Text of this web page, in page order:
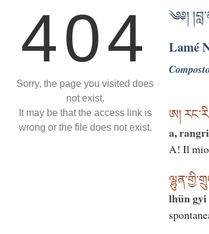
404
Sorry, the page you visited does
not exist.
It may be that the access link is
wrong or the file does not exist.
༄༅།
Lamé
ཨ།
a,
A! Il mio
lhün